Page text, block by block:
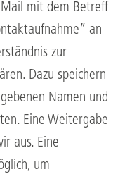
mit dem Betreff
an
zur
Dazu speichern
Namen und
Eine Weitergabe
aus. Eine
um